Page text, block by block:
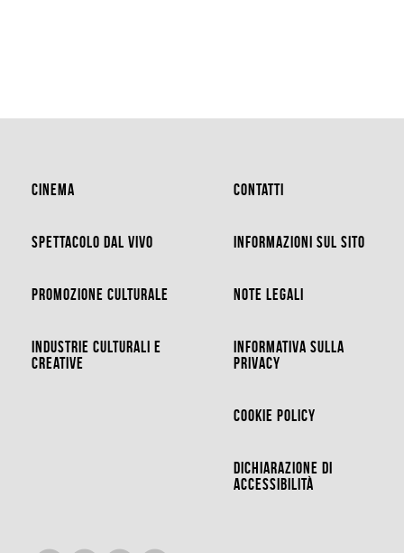
Cinema
Spettacolo dal vivo
Promozione Culturale
Industrie Culturali e
Creative
Contatti
Informazioni sul sito
Note legali
Informativa sulla
privacy
Cookie Policy
Dichiarazione di
accessibilità